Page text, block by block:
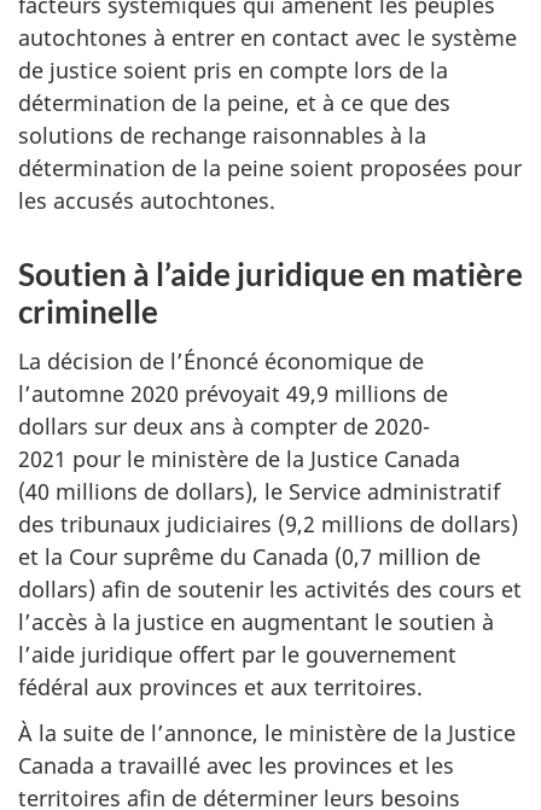
autochtones à entrer en contact avec le système
de justice soient pris en compte lors de la
détermination de la peine, et à ce que des
solutions de rechange raisonnables à la
détermination de la peine soient proposées pour
les accusés autochtones.
Soutien à l’aide juridique en matière
criminelle
La décision de l’Énoncé économique de
l’automne 2020 prévoyait 49,9 millions de
dollars sur deux ans à compter de 2020-
2021 pour le ministère de la Justice Canada
(40 millions de dollars), le Service administratif
des tribunaux judiciaires (9,2 millions de dollars)
et la Cour suprême du Canada (0,7 million de
dollars) afin de soutenir les activités des cours et
l’accès à la justice en augmentant le soutien à
l’aide juridique offert par le gouvernement
fédéral aux provinces et aux territoires.
À la suite de l’annonce, le ministère de la Justice
Canada a travaillé avec les provinces et les
territoires afin de déterminer leurs besoins